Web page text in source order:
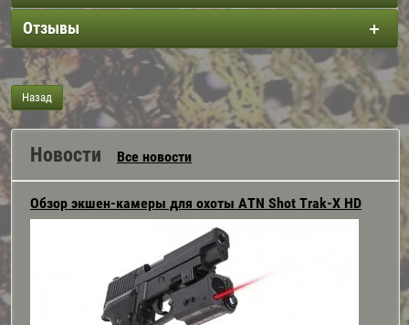
Отзывы
Назад
Новости Все новости
Обзор экшен-камеры для охоты ATN Shot Trak-Х HD